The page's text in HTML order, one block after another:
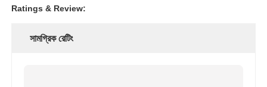
Ratings & Review:
সামগ্রিক রেটিং